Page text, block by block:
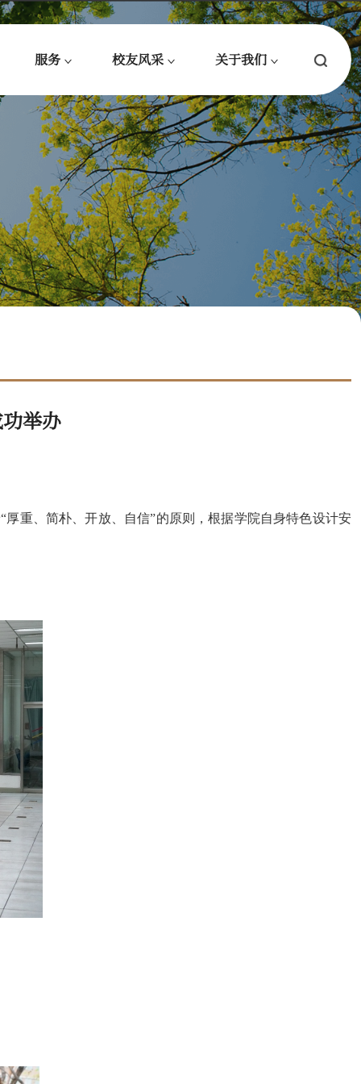
服务 校友风采 关于我们
举办
重、简朴、开放、自信”的原则，根据学院自身特色设计安